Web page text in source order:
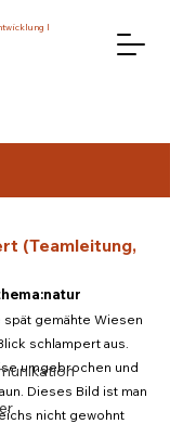
I
(Teamleitung,
gemähte Wiesen
schlampert aus.
umgebrochen und
Dieses Bild ist man
nicht gewohnt